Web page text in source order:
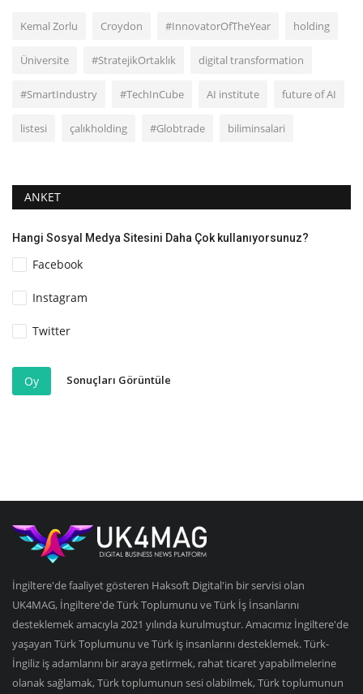
Kemal Zorlu Croydon #InnovatorOfTheYear holding
Üniversite #StratejikOrtaklık digital transformation
#SmartIndustry #TechInCube AI institute future of AI
listesi çalıkholding #Globtrade biliminsalari
ANKET
Hangi Sosyal Medya Sitesini Daha Çok kullanıyorsunuz?
Facebook
Instagram
Twitter
Oy Sonuçları Görüntüle
İngiltere'de faaliyet gösteren Haksoft Digital'in bir servisi olan
UK4MAG, İngiltere'de Türk Toplumunu ve Türk İş İnsanlarını
desteklemek amacıyla 2021 yılında kurulmuştur. Amacımız İngiltere'de
yaşayan Türk Toplumunu ve Türk iş insanlarını desteklemek. Türk-
İngiliz iş adamlarını bir araya getirmek, rahat ticaret yapabilmelerine
olanak sağlamak, Türk toplumunun sesi olabilmek, Türk toplumunun